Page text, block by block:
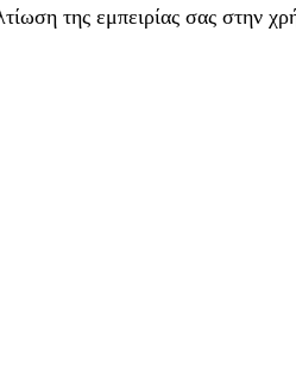
της εμπειρίας σας στην